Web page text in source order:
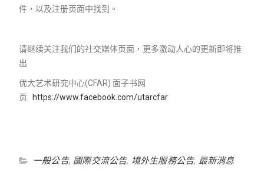
件，以及注册页面中找到。
请继续关注我们的社交媒体页面，更多激动人心的更新即将推
出
优大艺术研究中心(CFAR) 面子书网
页: https://www.facebook.com/utarcfar
一般公告, 國際交流公告, 境外生服務公告, 最新消息